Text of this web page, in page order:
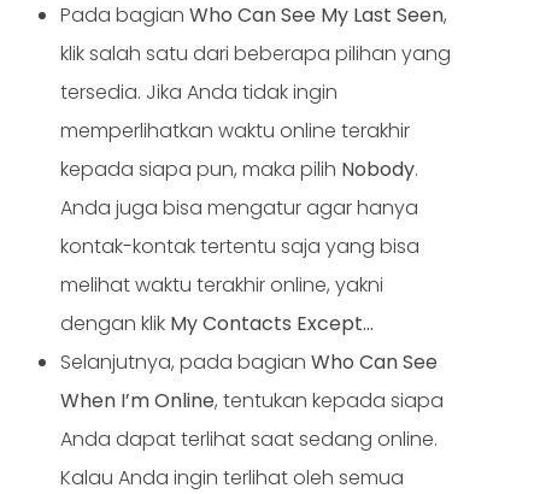
Pada bagian Who Can See My Last Seen,
klik salah satu dari beberapa pilihan yang
tersedia. Jika Anda tidak ingin
memperlihatkan waktu online terakhir
kepada siapa pun, maka pilih Nobody.
Anda juga bisa mengatur agar hanya
kontak-kontak tertentu saja yang bisa
melihat waktu terakhir online, yakni
dengan klik My Contacts Except…
Selanjutnya, pada bagian Who Can See
When I’m Online, tentukan kepada siapa
Anda dapat terlihat saat sedang online.
Kalau Anda ingin terlihat oleh semua